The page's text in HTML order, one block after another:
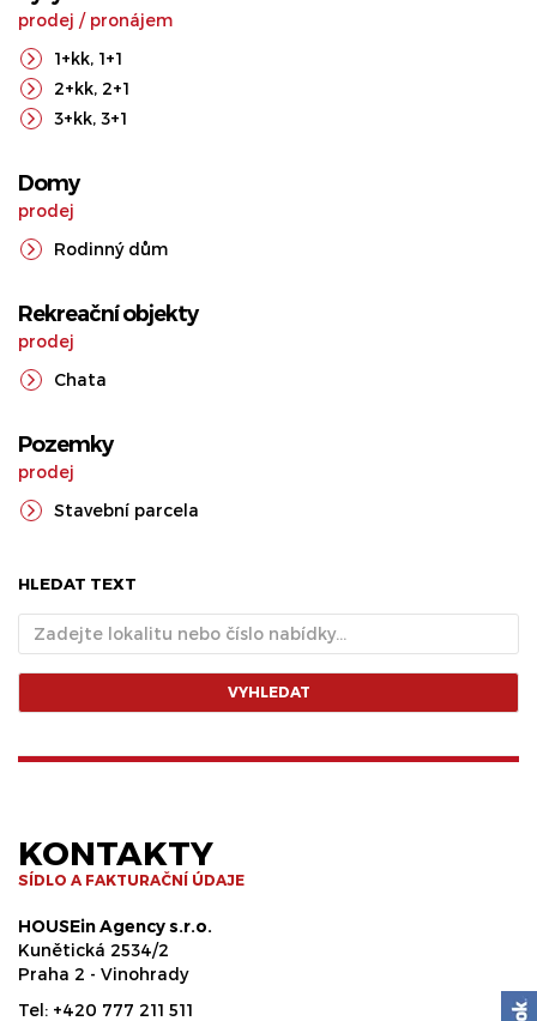
prodej / pronájem
1+kk, 1+1
2+kk, 2+1
3+kk, 3+1
Domy
prodej
Rodinný dům
Rekreační objekty
prodej
Chata
Pozemky
prodej
Stavební parcela
HLEDAT TEXT
VYHLEDAT
KONTAKTY
SÍDLO A FAKTURAČNÍ ÚDAJE
HOUSEin Agency s.r.o.
Kunětická 2534/2
Praha 2 - Vinohrady
Tel: +420 777 211 511